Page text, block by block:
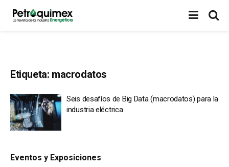
Etiqueta: macrodatos
Seis desafíos de Big Data (macrodatos) para la
industria eléctrica
Eventos y Exposiciones